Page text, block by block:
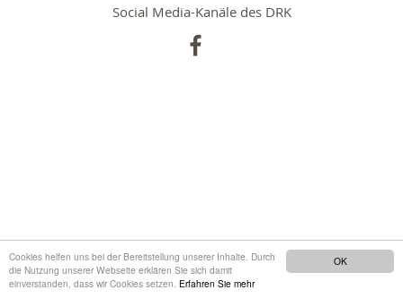
OK
Cookies helfen uns bei der Bereitstellung unserer Inhalte. Durch
die Nutzung unserer Webseite erklären Sie sich damit
einverstanden, dass wir Cookies setzen. Erfahren Sie mehr
Social Media-Kanäle des DRK